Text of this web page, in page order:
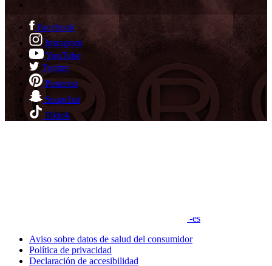
Facebook
Instagram
YouTube
Twitter
Pinterest
Snapchat
Tiktok
-es
Aviso sobre datos de salud del consumidor
Política de privacidad
Declaración de accesibilidad